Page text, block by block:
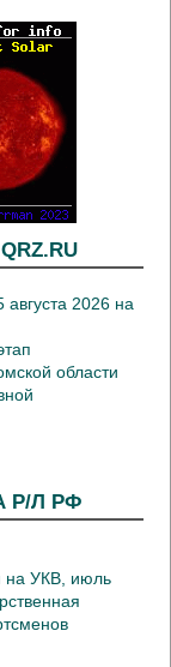
2026 на
области
Р/Л РФ
на УКВ, июль